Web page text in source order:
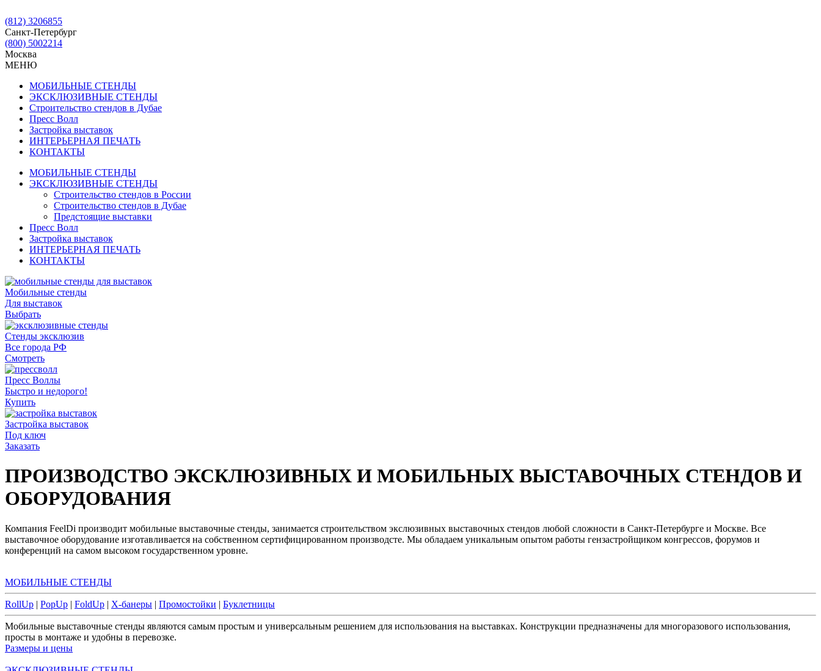
(812) 3206855
Санкт-Петербург
(800) 5002214
Москва
МЕНЮ
МОБИЛЬНЫЕ СТЕНДЫ
ЭКСКЛЮЗИВНЫЕ СТЕНДЫ
Строительство стендов в Дубае
Пресс Волл
Застройка выставок
ИНТЕРЬЕРНАЯ ПЕЧАТЬ
КОНТАКТЫ
МОБИЛЬНЫЕ СТЕНДЫ
ЭКСКЛЮЗИВНЫЕ СТЕНДЫ
Строительство стендов в России
Строительство стендов в Дубае
Предстоящие выставки
Пресс Волл
Застройка выставок
ИНТЕРЬЕРНАЯ ПЕЧАТЬ
КОНТАКТЫ
Мобильные стенды
Для выставок
Выбрать
Стенды эксклюзив
Все города РФ
Смотреть
Пресс Воллы
Быстро и недорого!
Купить
Застройка выставок
Под ключ
Заказать
ПРОИЗВОДСТВО ЭКСКЛЮЗИВНЫХ И МОБИЛЬНЫХ ВЫСТАВОЧНЫХ СТЕНДОВ И
ОБОРУДОВАНИЯ
Компания FeelDi производит мобильные выставочные стенды, занимается строительством экслюзивных выставочных стендов любой сложности в Санкт-Петербурге и Москве. Все
выставочное оборудование изготавливается на собственном сертифицированном производсте. Мы обладаем уникальным опытом работы гензастройщиком конгрессов, форумов и
конференций на самом высоком государственном уровне.
МОБИЛЬНЫЕ СТЕНДЫ
RollUp | PopUp | FoldUp | X-банеры | Промостойки | Буклетницы
Мобильные выставочные стенды являются самым простым и универсальным решением для использования на выставках. Конструкции предназначены для многоразового использования,
просты в монтаже и удобны в перевозке.
Размеры и цены